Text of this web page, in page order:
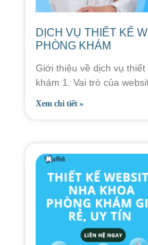
DỊCH VỤ THIẾT KẾ
PHÒNG KHÁM
Giới thiệu về dịch vụ
khám 1. Vai trò của
Xem chi tiết »